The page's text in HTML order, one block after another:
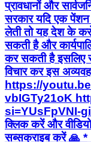
प्रावधानों और
सरकार यदि एक पेंशन
लेती तो यह देश के
सकती है और
कर सकती है इसलिए
विचार कर इस
https://
vbIGTy21oK
si=YUsFpVNI-
क्लिक करें और
सब्सक्राइब करें 🙏